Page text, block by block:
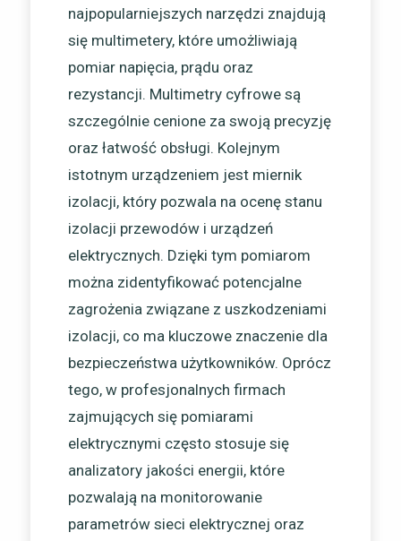
najpopularniejszych narzędzi znajdują
się multimetery, które umożliwiają
pomiar napięcia, prądu oraz
rezystancji. Multimetry cyfrowe są
szczególnie cenione za swoją precyzję
oraz łatwość obsługi. Kolejnym
istotnym urządzeniem jest miernik
izolacji, który pozwala na ocenę stanu
izolacji przewodów i urządzeń
elektrycznych. Dzięki tym pomiarom
można zidentyfikować potencjalne
zagrożenia związane z uszkodzeniami
izolacji, co ma kluczowe znaczenie dla
bezpieczeństwa użytkowników. Oprócz
tego, w profesjonalnych firmach
zajmujących się pomiarami
elektrycznymi często stosuje się
analizatory jakości energii, które
pozwalają na monitorowanie
parametrów sieci elektrycznej oraz